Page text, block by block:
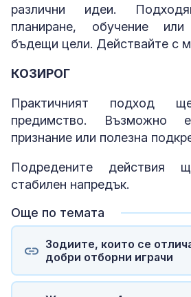
различни идеи.
планиране, обучение
бъдещи цели. Действайте с
КОЗИРОГ
Практичният подход
предимство. Възможно
признание или полезна
Подредените действия
стабилен напредък.
Още по темата
Зодиите, които се
добри отборни играчи